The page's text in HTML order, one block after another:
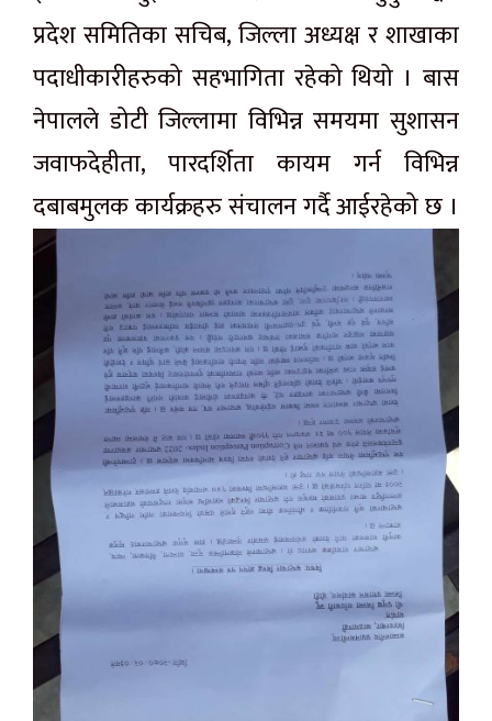
प्रदेश समितिका सचिब, जिल्ला अध्यक्ष र शाखाका
पदाधीकारीहरुको सहभागिता रहेको थियो । बास
नेपालले डोटी जिल्लामा विभिन्न समयमा सुशासन
जवाफदेहीता, पारदर्शिता कायम गर्न विभिन्न
दबाबमुलक कार्यक्रहरु संचालन गर्दै आईरहेको छ ।